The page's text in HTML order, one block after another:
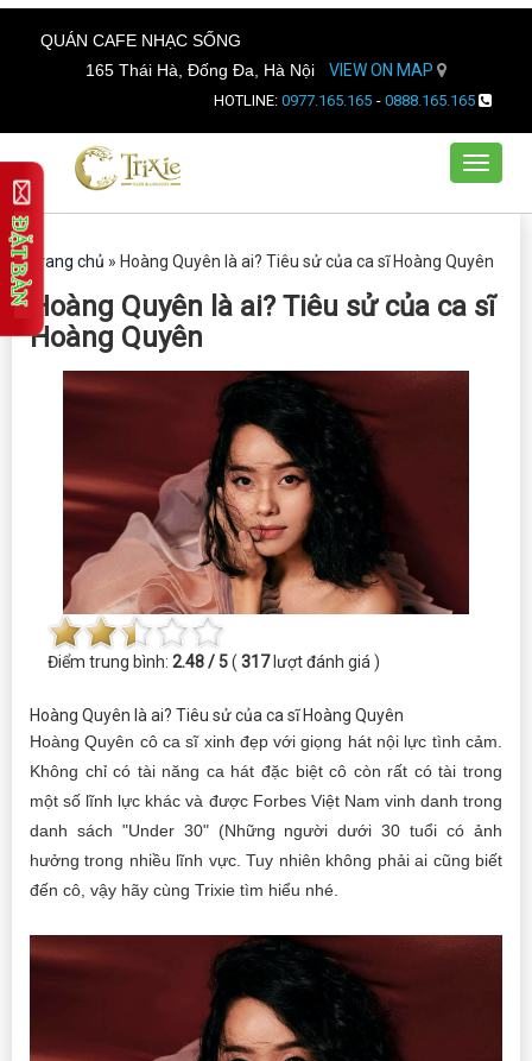
QUÁN CAFE NHẠC SỐNG
165 Thái Hà, Đống Đa, Hà Nội
VIEW ON MAP
HOTLINE: 0977.165.165 - 0888.165.165
Toggle
Trang chủ » Hoàng Quyên là ai? Tiêu sử của ca sĩ Hoàng Quyên
Hoàng Quyên là ai? Tiêu sử của ca sĩ
Hoàng Quyên
Điểm trung bình: 2.48 / 5( 317lượt đánh giá )
Hoàng Quyên là ai? Tiêu sử của ca sĩ Hoàng Quyên
Hoàng Quyên cô ca sĩ xinh đẹp với giọng hát nội lực tình cảm.
Không chỉ có tài năng ca hát đặc biệt cô còn rất có tài trong
một số lĩnh lực khác và được Forbes Việt Nam vinh danh trong
danh sách "Under 30" (Những người dưới 30 tuổi có ảnh
hưởng trong nhiều lĩnh vực. Tuy nhiên không phải ai cũng biết
đến cô, vậy hãy cùng Trixie tìm hiểu nhé.